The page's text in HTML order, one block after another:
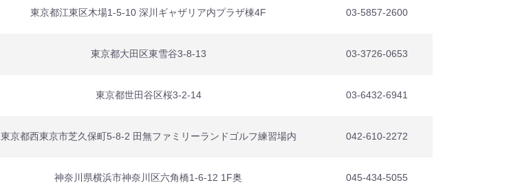
東京都江東区木場1-5-10 深川ギャザリア内プラザ棟4F 03-5857-2600
東京都大田区東雪谷3-8-13 03-3726-0653
東京都世田谷区桜3-2-14 03-6432-6941
東京都西東京市芝久保町5-8-2 田無ファミリーランドゴルフ練習場内 042-610-2272
神奈川県横浜市神奈川区六角橋1-6-12 1F奥 045-434-5055